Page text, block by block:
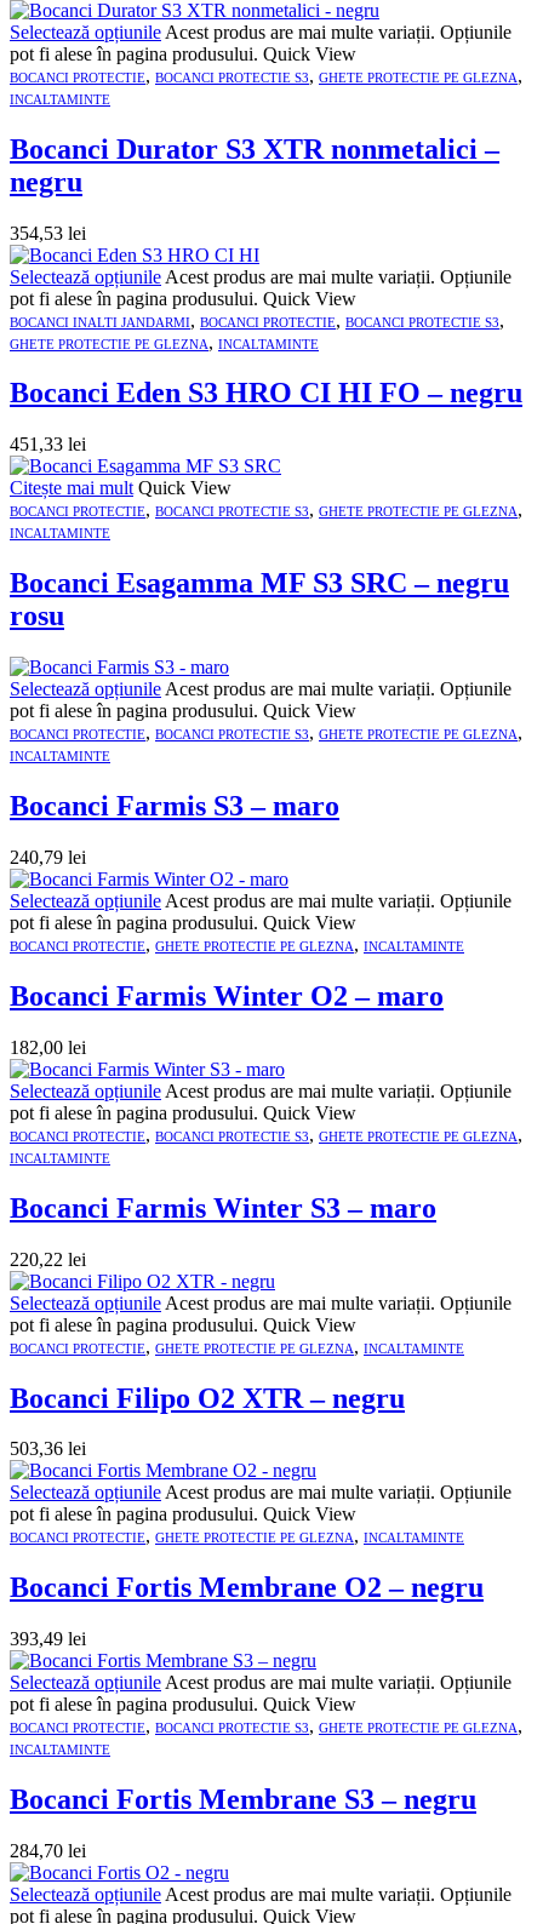
Selectează opțiunile Acest produs are mai multe variații. Opțiunile
pot fi alese în pagina produsului. Quick View
BOCANCI PROTECTIE, BOCANCI PROTECTIE S3, GHETE PROTECTIE PE GLEZNA,
INCALTAMINTE
Bocanci Durator S3 XTR nonmetalici –
negru
354,53 lei
Selectează opțiunile Acest produs are mai multe variații. Opțiunile
pot fi alese în pagina produsului. Quick View
BOCANCI INALTI JANDARMI, BOCANCI PROTECTIE, BOCANCI PROTECTIE S3,
GHETE PROTECTIE PE GLEZNA, INCALTAMINTE
Bocanci Eden S3 HRO CI HI FO – negru
451,33 lei
Citește mai mult Quick View
BOCANCI PROTECTIE, BOCANCI PROTECTIE S3, GHETE PROTECTIE PE GLEZNA,
INCALTAMINTE
Bocanci Esagamma MF S3 SRC – negru
rosu
Selectează opțiunile Acest produs are mai multe variații. Opțiunile
pot fi alese în pagina produsului. Quick View
BOCANCI PROTECTIE, BOCANCI PROTECTIE S3, GHETE PROTECTIE PE GLEZNA,
INCALTAMINTE
Bocanci Farmis S3 – maro
240,79 lei
Selectează opțiunile Acest produs are mai multe variații. Opțiunile
pot fi alese în pagina produsului. Quick View
BOCANCI PROTECTIE, GHETE PROTECTIE PE GLEZNA, INCALTAMINTE
Bocanci Farmis Winter O2 – maro
182,00 lei
Selectează opțiunile Acest produs are mai multe variații. Opțiunile
pot fi alese în pagina produsului. Quick View
BOCANCI PROTECTIE, BOCANCI PROTECTIE S3, GHETE PROTECTIE PE GLEZNA,
INCALTAMINTE
Bocanci Farmis Winter S3 – maro
220,22 lei
Selectează opțiunile Acest produs are mai multe variații. Opțiunile
pot fi alese în pagina produsului. Quick View
BOCANCI PROTECTIE, GHETE PROTECTIE PE GLEZNA, INCALTAMINTE
Bocanci Filipo O2 XTR – negru
503,36 lei
Selectează opțiunileAcest produs are mai multe variații. Opțiunile
pot fi alese în pagina produsului. Quick View
BOCANCI PROTECTIE, GHETE PROTECTIE PE GLEZNA, INCALTAMINTE
Bocanci Fortis Membrane O2 – negru
393,49 lei
Selectează opțiunile Acest produs are mai multe variații. Opțiunile
pot fi alese în pagina produsului. Quick View
BOCANCI PROTECTIE, BOCANCI PROTECTIE S3, GHETE PROTECTIE PE GLEZNA,
INCALTAMINTE
Bocanci Fortis Membrane S3 – negru
284,70 lei
Selectează opțiunile Acest produs are mai multe variații. Opțiunile
pot fi alese în pagina produsului. Quick View